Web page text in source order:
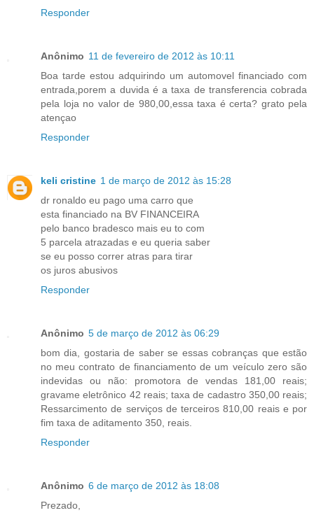
Responder
Anônimo 11 de fevereiro de 2012 às 10:11
Boa tarde estou adquirindo um automovel financiado com
entrada,porem a duvida é a taxa de transferencia cobrada
pela loja no valor de 980,00,essa taxa é certa? grato pela
atençao
Responder
keli cristine 1 de março de 2012 às 15:28
dr ronaldo eu pago uma carro que
esta financiado na BV FINANCEIRA
pelo banco bradesco mais eu to com
5 parcela atrazadas e eu queria saber
se eu posso correr atras para tirar
os juros abusivos
Responder
Anônimo 5 de março de 2012 às 06:29
bom dia, gostaria de saber se essas cobranças que estão
no meu contrato de financiamento de um veículo zero são
indevidas ou não: promotora de vendas 181,00 reais;
gravame eletrônico 42 reais; taxa de cadastro 350,00 reais;
Ressarcimento de serviços de terceiros 810,00 reais e por
fim taxa de aditamento 350, reais.
Responder
Anônimo 6 de março de 2012 às 18:08
Prezado,